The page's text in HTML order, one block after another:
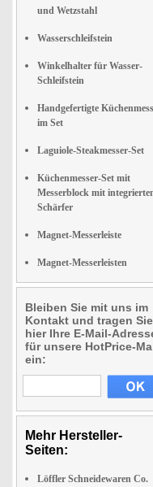
und Wetzstahl
Wasserschleifstein
Winkelhalter für Wasser-
Schleifstein
Handgefertigte
im Set
Laguiole-Steakmesser-Set
Küchenmesser-Set mit
Messerblock mit
Schärfer
Magnet-Messerleiste
Magnet-Messerleisten
Bleiben Sie mit uns im
Kontakt und tragen Sie
hier Ihre E-Mail-
für unsere HotPrice-
ein:
Mehr Hersteller-
Seiten:
Löffler Schneidewaren Co.